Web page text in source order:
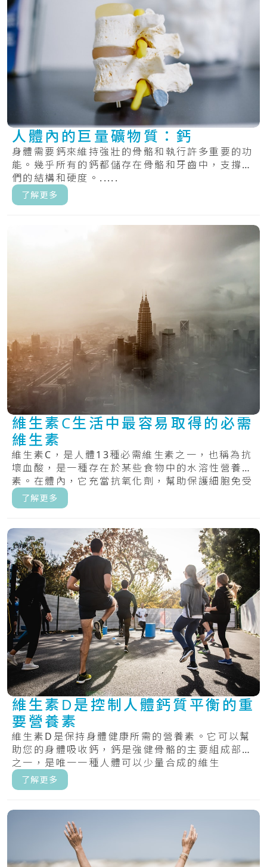
人體內的巨量礦物質：鈣
身體需要鈣來維持強壯的骨骼和執行許多重要的功
能。幾乎所有的鈣都儲存在骨骼和牙齒中，支撐它
們的結構和硬度。.....
了解更多
維生素C生活中最容易取得的必需
維生素
維生素C，是人體13種必需維生素之一，也稱為抗
壞血酸，是一種存在於某些食物中的水溶性營養
素。在體內，它充當抗氧化劑，幫助保護細胞免受
自由.....
了解更多
維生素D是控制人體鈣質平衡的重
要營養素
維生素D是保持身體健康所需的營養素。它可以幫
助您的身體吸收鈣，鈣是強健骨骼的主要組成部分
之一，是唯一一種人體可以少量合成的維生
素。.....
了解更多